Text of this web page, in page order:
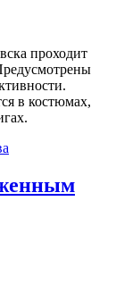
проходит
в костюмах,